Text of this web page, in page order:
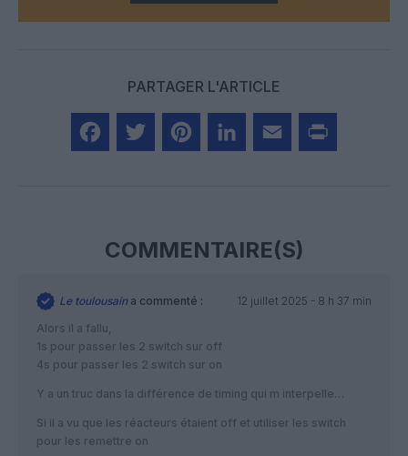
PARTAGER L'ARTICLE
COMMENTAIRE(S)
Le toulousaina commenté :
12 juillet 2025 - 8 h 37 min
Alors il a fallu,
1s pour passer les 2 switch sur off
4s pour passer les 2 switch sur on
Y a un truc dans la différence de timing qui m interpelle…
Si il a vu que les réacteurs étaient off et utiliser les switch
pour les remettre on